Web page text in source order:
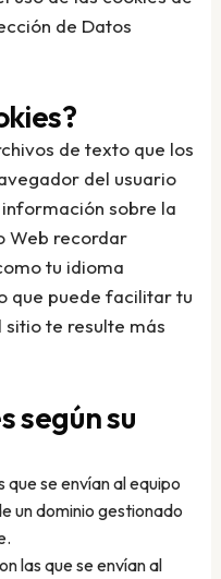
de Datos
de texto que los
del usuario
sobre la
Web recordar
tu idioma
que puede facilitar tu
te resulte más
según su
que se envían al equipo
un dominio gestionado
las que se envían al